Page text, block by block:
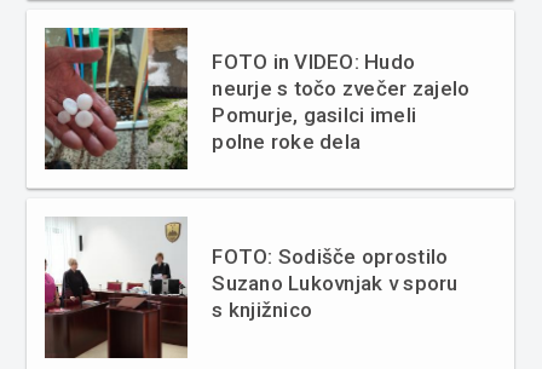
FOTO in VIDEO: Hudo
neurje s točo zvečer zajelo
Pomurje, gasilci imeli
polne roke dela
FOTO: Sodišče oprostilo
Suzano Lukovnjak v sporu
s knjižnico